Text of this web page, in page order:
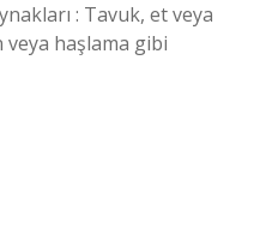
: Tavuk, et veya
veya haşlama gibi